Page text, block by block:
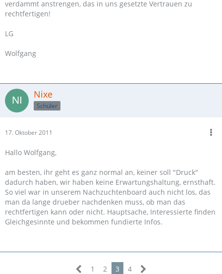
verdammt anstrengen, das in uns gesetzte Vertrauen zu
rechtfertigen!
LG
Wolfgang
Nixe
Schüler
17. Oktober 2011
Hallo Wolfgang,
am besten, ihr geht es ganz normal an, keiner soll "Druck"
dadurch haben, wir haben keine Erwartungshaltung, ernsthaft.
So viel war in unserem Nachzuchtenboard auch nicht los, das
man da lange drueber nachdenken muss, ob man das
rechtfertigen kann oder nicht. Hauptsache, Interessierte finden
Gleichgesinnte und bekommen fundierte Infos.
1 2 3 4